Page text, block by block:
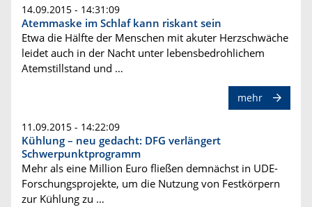
14.09.2015 - 14:31:09
Atemmaske im Schlaf kann riskant sein
Etwa die Hälfte der Menschen mit akuter Herzschwäche
leidet auch in der Nacht unter lebensbedrohlichem
Atemstillstand und …
mehr
11.09.2015 - 14:22:09
Kühlung – neu gedacht: DFG verlängert
Schwerpunktprogramm
Mehr als eine Million Euro fließen demnächst in UDE-
Forschungsprojekte, um die Nutzung von Festkörpern
zur Kühlung zu …